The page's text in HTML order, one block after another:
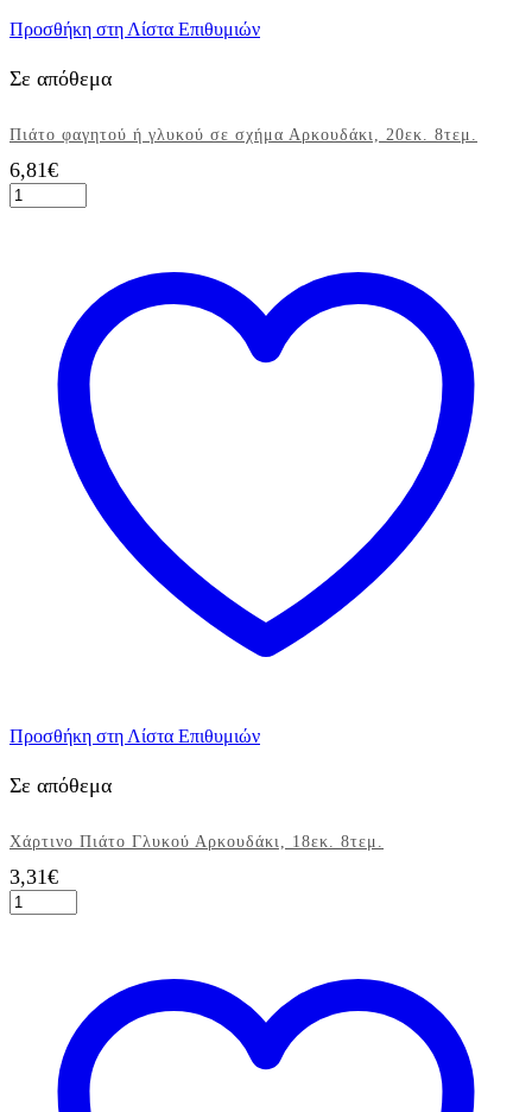
Προσθήκη στη Λίστα Επιθυμιών
Σε απόθεμα
Πιάτο φαγητού ή γλυκού σε σχήμα Αρκουδάκι, 20εκ. 8τεμ.
6,81€
Πιάτο
φαγητού
Αρκουδάκι,
ποσότητα
Προσθήκη στη Λίστα Επιθυμιών
Σε απόθεμα
Χάρτινο Πιάτο Γλυκού Αρκουδάκι, 18εκ. 8τεμ.
3,31€
Χάρτινο
Πιάτο
ποσότητα